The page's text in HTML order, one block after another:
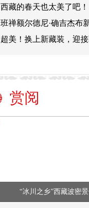
西藏的春天也太美了吧！
班禅额尔德尼·确吉杰布
超美！换上新藏装，迎接
赏阅
“冰川之乡”西藏波密